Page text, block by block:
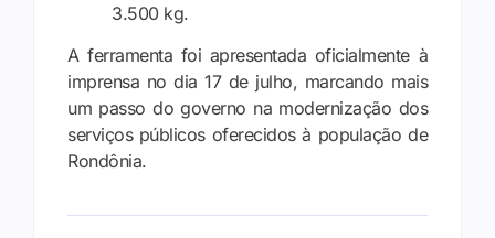
3.500 kg.
A ferramenta foi apresentada oficialmente à
imprensa no dia 17 de julho, marcando mais
um passo do governo na modernização dos
serviços públicos oferecidos à população de
Rondônia.